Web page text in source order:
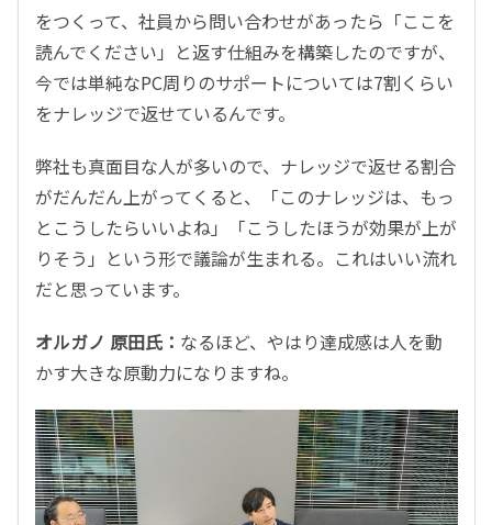
をつくって、社員から問い合わせがあったら「ここを
読んでください」と返す仕組みを構築したのですが、
今では単純なPC周りのサポートについては7割くらい
をナレッジで返せているんです。
弊社も真面目な人が多いので、ナレッジで返せる割合
がだんだん上がってくると、「このナレッジは、もっ
とこうしたらいいよね」「こうしたほうが効果が上が
りそう」という形で議論が生まれる。これはいい流れ
だと思っています。
オルガノ 原田氏： なるほど、やはり達成感は人を動
かす大きな原動力になりますね。